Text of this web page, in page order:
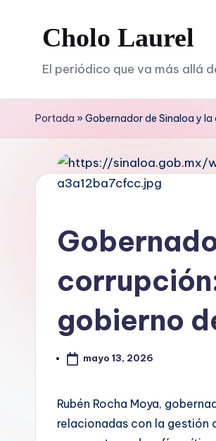
contenido
Cholo Laurel
El periódico que va más allá
Portada »Gobernador de Sinaloa y
gobierno
mayo 13, 2026
Rubén Rocha Moya,
relacionadas con la gestión